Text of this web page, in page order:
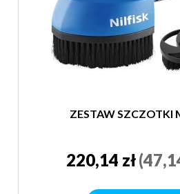
ZESTAW SZCZOTKI
220,14 zł